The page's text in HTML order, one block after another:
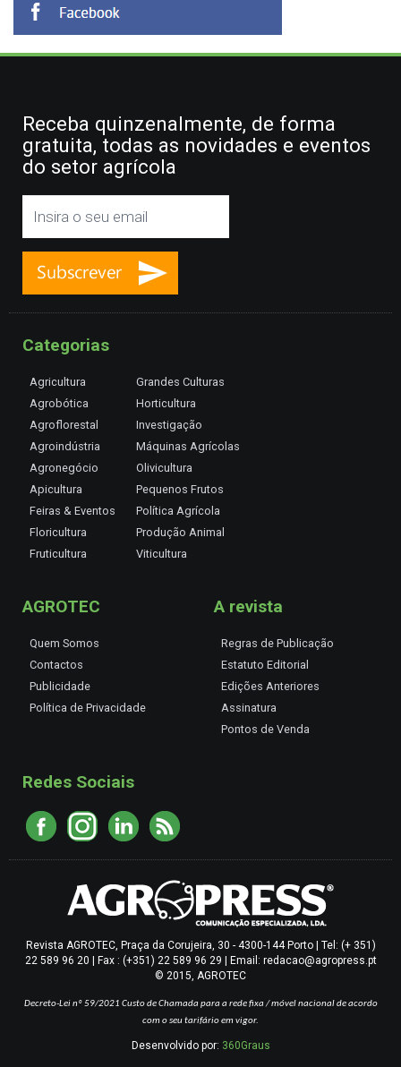
Receba quinzenalmente, de forma
gratuita, todas as novidades e eventos
do setor agrícola
Categorias
Agricultura
Agrobótica
Agroflorestal
Agroindústria
Agronegócio
Apicultura
Feiras & Eventos
Floricultura
Fruticultura
Grandes Culturas
Horticultura
Investigação
Máquinas Agrícolas
Olivicultura
Pequenos Frutos
Política Agrícola
Produção Animal
Viticultura
AGROTEC
Quem Somos
Contactos
Publicidade
Política de Privacidade
A revista
Regras de Publicação
Estatuto Editorial
Edições Anteriores
Assinatura
Pontos de Venda
Redes Sociais
Revista AGROTEC, Praça da Corujeira, 30 - 4300-144 Porto | Tel: (+ 351)
22 589 96 20 | Fax : (+351) 22 589 96 29 | Email: redacao@agropress.pt
© 2015, AGROTEC
Decreto-Lei nº 59/2021 Custo de Chamada para a rede fixa / móvel nacional de acordo
com o seu tarifário em vigor.
Desenvolvido por: 360Graus